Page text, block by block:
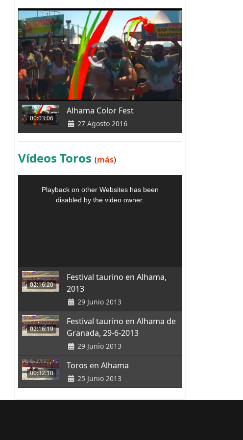
00:03:06
Alhama Color Fest
27 Agosto 2016
Vídeos Toros (más)
02:16:20
Festival taurino en Alhama,
2013
29 Junio 2013
02:16:19
Festival taurino en Alhama de
Granada, 29-6-2013
29 Junio 2013
00:32:10
Toros en Alhama
25 Junio 2013